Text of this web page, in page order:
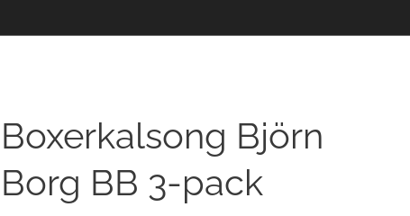
Boxerkalsong Björn
Borg BB 3-pack